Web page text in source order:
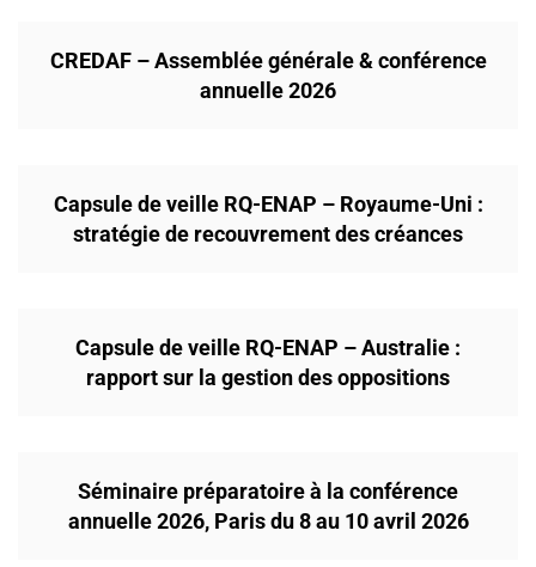
CREDAF – Assemblée générale & conférence
annuelle 2026
Capsule de veille RQ-ENAP – Royaume-Uni :
stratégie de recouvrement des créances
Capsule de veille RQ-ENAP – Australie :
rapport sur la gestion des oppositions
Séminaire préparatoire à la conférence
annuelle 2026, Paris du 8 au 10 avril 2026